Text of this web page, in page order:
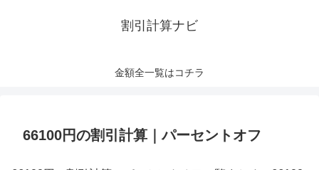
割引計算ナビ
金額全一覧はコチラ
66100円の割引計算｜パーセントオフ